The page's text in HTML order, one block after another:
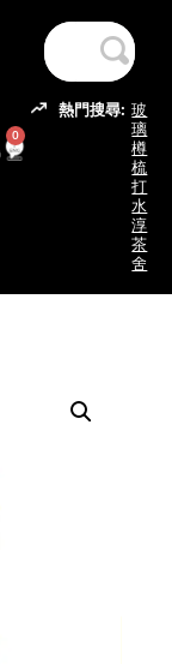
熱門搜尋: 玻
璃
樽
梳
打
水
淳
茶
舍
0